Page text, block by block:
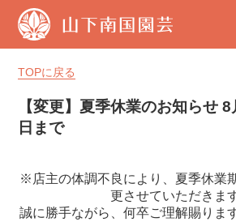
山
下
南
国
園
芸
TOPに戻る
【変更】夏季休業のお知らせ
日まで
※店主の体調不良により、夏季休業
更させていただきま
誠に勝手ながら、何卒ご理解賜りま